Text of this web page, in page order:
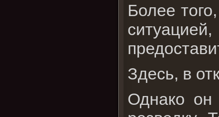
Более
Здесь, в
Однако он